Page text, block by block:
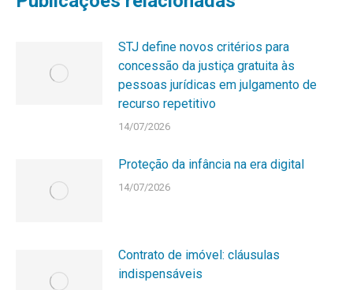
STJ define novos critérios para
concessão da justiça gratuita às
pessoas jurídicas em julgamento de
recurso repetitivo
14/07/2026
Proteção da infância na era digital
14/07/2026
Contrato de imóvel: cláusulas
indispensáveis